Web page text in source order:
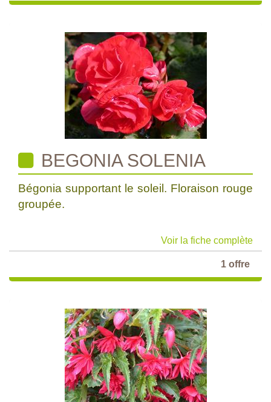
BEGONIA SOLENIA
Bégonia supportant le soleil. Floraison rouge
groupée.
Voir la fiche complète
1 offre